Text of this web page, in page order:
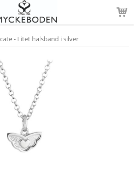
- Litet halsband i silver